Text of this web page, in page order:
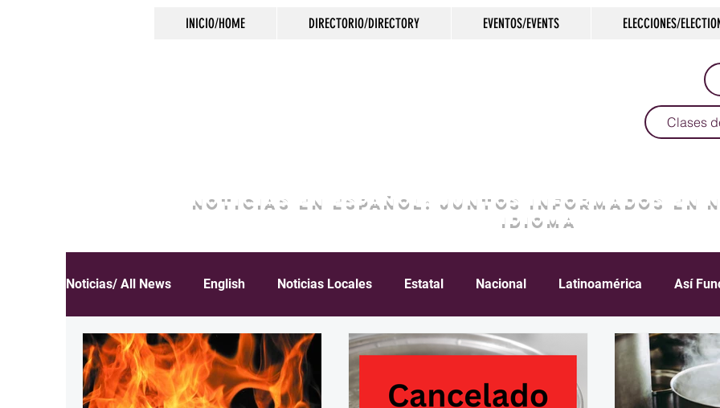
INICIO/HOME DIRECTORIO/DIRECTORY EVENTOS/EVENTS ELECCIONES/
Clases
NOTICIAS EN ESPAÑOL: JUNTOS INFORMADOS EN
IDIOMA
Noticias/ All News English Noticias Locales Estatal Nacional Latinoamérica Así
Español Educación Inmigración Crimen Negocios Salud Arte & Cultura